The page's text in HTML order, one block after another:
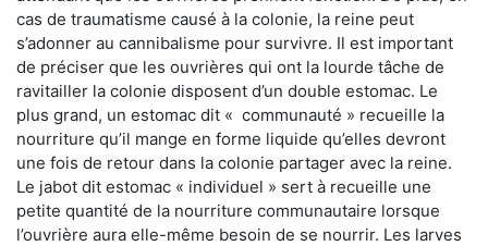
cas de traumatisme causé à la colonie, la reine peut
s’adonner au cannibalisme pour survivre. Il est important
de préciser que les ouvrières qui ont la lourde tâche de
ravitailler la colonie disposent d’un double estomac. Le
plus grand, un estomac dit « communauté » recueille la
nourriture qu’il mange en forme liquide qu’elles devront
une fois de retour dans la colonie partager avec la reine.
Le jabot dit estomac « individuel » sert à recueille une
petite quantité de la nourriture communautaire lorsque
l’ouvrière aura elle-même besoin de se nourrir. Les larves